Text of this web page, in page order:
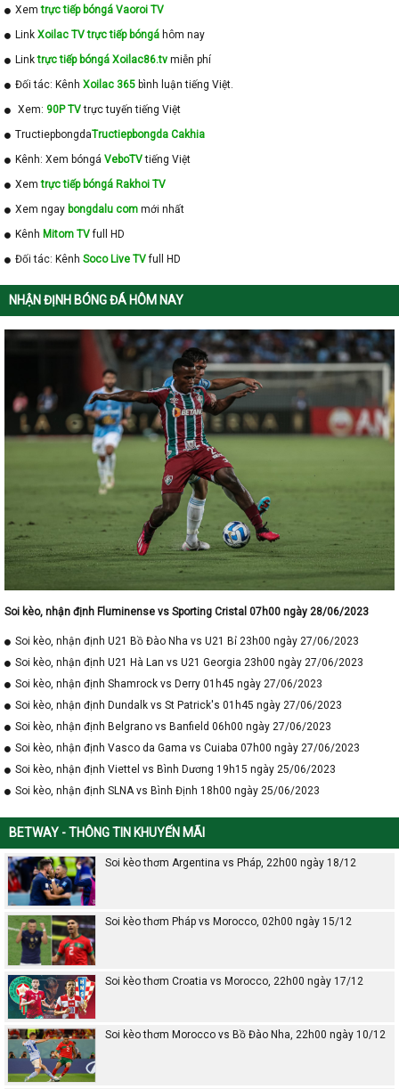
Xemtrực tiếp bóngá Vaoroi TV
Link Xoilac TV trực tiếp bóngá hôm nay
Linktrực tiếp bóngá Xoilac86.tv miễn phí
Đối tác: Kênh Xoilac 365 bình luận tiếng Việt.
Xem: 90P TVtrực tuyến tiếng Việt
TructiepbongdaTructiepbongda Cakhia
Kênh: Xem bóngá VeboTVtiếng Việt
Xemtrực tiếp bóngá Rakhoi TV
Xem ngay bongdalu com mới nhất
Kênh Mitom TVfull HD
Đối tác: Kênh Soco Live TVfull HD
NHẬN ĐỊNH BÓNG ĐÁ HÔM NAY
Soi kèo, nhận định Fluminense vs Sporting Cristal 07h00 ngày 28/06/2023
Soi kèo, nhận định U21 Bồ Đào Nha vs U21 Bỉ 23h00 ngày 27/06/2023
Soi kèo, nhận định U21 Hà Lan vs U21 Georgia 23h00 ngày 27/06/2023
Soi kèo, nhận định Shamrock vs Derry 01h45 ngày 27/06/2023
Soi kèo, nhận định Dundalk vs St Patrick's 01h45 ngày 27/06/2023
Soi kèo, nhận định Belgrano vs Banfield 06h00 ngày 27/06/2023
Soi kèo, nhận định Vasco da Gama vs Cuiaba 07h00 ngày 27/06/2023
Soi kèo, nhận định Viettel vs Bình Dương 19h15 ngày 25/06/2023
Soi kèo, nhận định SLNA vs Bình Định 18h00 ngày 25/06/2023
BETWAY - THÔNG TIN KHUYẾN MÃI
Soi kèo thơm Argentina vs Pháp, 22h00 ngày 18/12
Soi kèo thơm Pháp vs Morocco, 02h00 ngày 15/12
Soi kèo thơm Croatia vs Morocco, 22h00 ngày 17/12
Soi kèo thơm Morocco vs Bồ Đào Nha, 22h00 ngày 10/12